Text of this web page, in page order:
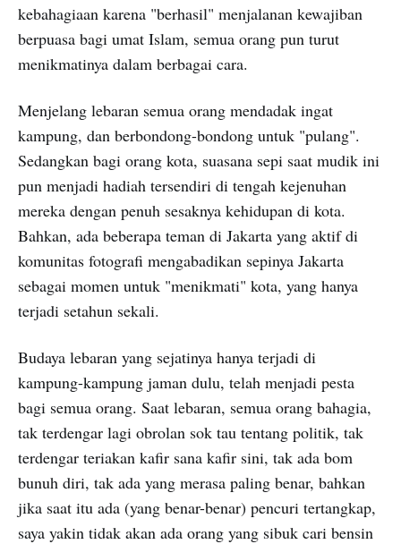
kebahagiaan karena "berhasil" menjalanan kewajiban
berpuasa bagi umat Islam, semua orang pun turut
menikmatinya dalam berbagai cara.
Menjelang lebaran semua orang mendadak ingat
kampung, dan berbondong-bondong untuk "pulang".
Sedangkan bagi orang kota, suasana sepi saat mudik ini
pun menjadi hadiah tersendiri di tengah kejenuhan
mereka dengan penuh sesaknya kehidupan di kota.
Bahkan, ada beberapa teman di Jakarta yang aktif di
komunitas fotografi mengabadikan sepinya Jakarta
sebagai momen untuk "menikmati" kota, yang hanya
terjadi setahun sekali.
Budaya lebaran yang sejatinya hanya terjadi di
kampung-kampung jaman dulu, telah menjadi pesta
bagi semua orang. Saat lebaran, semua orang bahagia,
tak terdengar lagi obrolan sok tau tentang politik, tak
terdengar teriakan kafir sana kafir sini, tak ada bom
bunuh diri, tak ada yang merasa paling benar, bahkan
jika saat itu ada (yang benar-benar) pencuri tertangkap,
saya yakin tidak akan ada orang yang sibuk cari bensin